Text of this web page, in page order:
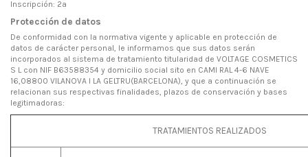
Inscripción: 2a
Protección de datos
De conformidad con la normativa vigente y aplicable en protección de
datos de carácter personal, le informamos que sus datos serán
incorporados al sistema de tratamiento titularidad de VOLTAGE COSMETICS
S L con NIF B63588354 y domicilio social sito en CAMI RAL 4-6 NAVE
16,08800 VILANOVA I LA GELTRU(BARCELONA), y que a continuación se
relacionan sus respectivas finalidades, plazos de conservación y bases
legitimadoras:
TRATAMIENTOS REALIZADOS